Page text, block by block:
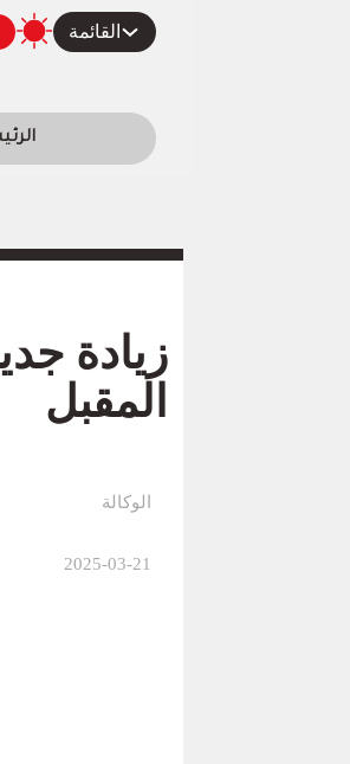
القائمة
زيادة
المقبل
الوكالة
2025-03-21